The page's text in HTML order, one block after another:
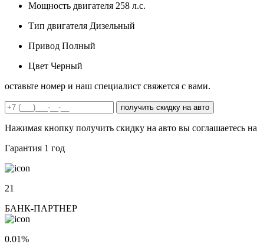
Мощность двигателя 258 л.с.
Тип двигателя Дизельный
Привод Полный
Цвет Черный
оставьте номер и наш специалист свяжется с вами.
получить скидку на авто
Нажимая кнопку получить скидку на авто вы соглашаетесь на
Гарантия 1 год
21
БАНК-ПАРТНЕР
0.01%